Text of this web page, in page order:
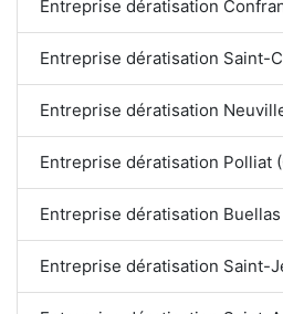
Entreprise dératisation
Entreprise dératisation Saint-
Entreprise dératisation
Entreprise dératisation Polliat
Entreprise dératisation Buellas
Entreprise dératisation Saint-